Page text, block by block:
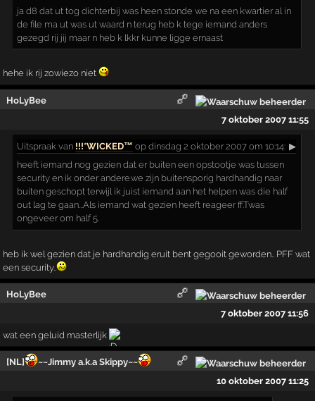
ja d8 dat ut tog dichterbij was heen stonde we na een kwartier al in
de file ma ut was ut waard n terug heb k tege iemand anders
gezegd rij jij maar n heb k lkkr kunne ligge ernaast
hehe ik rij zowiezo niet
HoLyBee
7 oktober 2007 11:55
Uitspraak van !!!*WICKED™ op dinsdag 2 oktober 2007 om 10:14: ▶
heeft iemand nog gezien dat er buiten een opstootje was tussen
security en ik onder andere.we zijn buitensporig hardhandig naar
buiten geschopt terwijl ik juist iemand aan het helpen was die half
out lag te gaan...Als iemand wat gezien heeft reageer ff.Twas
ongeveer om half 5.
heb ik wel gezien dat je hardhandig eruit bent gegooit geworden.. PFF wat
een security..
HoLyBee
7 oktober 2007 11:56
wat een geluid masterlijk
[NL]
~~Jimmy a.k.a Skippy~~
10 oktober 2007 11:25